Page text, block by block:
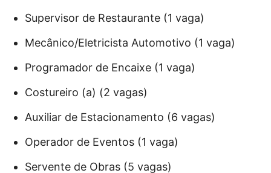
Supervisor de Restaurante (1 vaga)
Mecânico/Eletricista Automotivo (1 vaga)
Programador de Encaixe (1 vaga)
Costureiro (a) (2 vagas)
Auxiliar de Estacionamento (6 vagas)
Operador de Eventos (1 vaga)
Servente de Obras (5 vagas)